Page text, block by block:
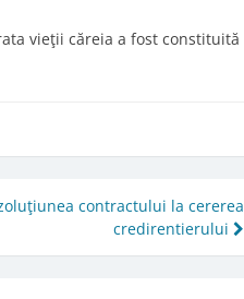
vieţii căreia a fost constituită
contractului la cererea
credirentierului